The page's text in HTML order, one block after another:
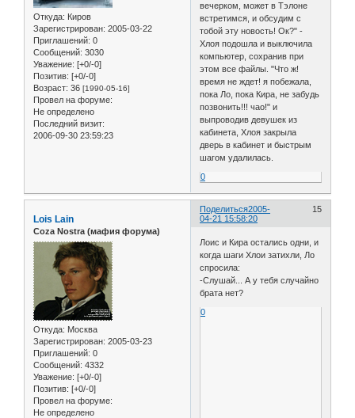
Откуда: Киров
Зарегистрирован: 2005-03-22
Приглашений: 0
Сообщений: 3030
Уважение: [+0/-0]
Позитив: [+0/-0]
Возраст: 36 [1990-05-16]
Провел на форуме:
Не определено
Последний визит:
2006-09-30 23:59:23
вечерком, может в Тэлоне
встретимся, и обсудим с
тобой эту новость! Ок?" -
Хлоя подошла и выключила
компьютер, сохранив при
этом все файлы. "Что ж!
время не ждет! я побежала,
пока Ло, пока Кира, не забудь
позвонить!!! чао!" и
выпроводив девушек из
кабинета, Хлоя закрыла
дверь в кабинет и быстрым
шагом удалилась.
0
Поделиться 15
2005-
04-21 15:58:20
Lois Lain
Coza Nostra (мафия форума)
Откуда: Москва
Зарегистрирован: 2005-03-23
Приглашений: 0
Сообщений: 4332
Уважение: [+0/-0]
Позитив: [+0/-0]
Провел на форуме:
Не определено
Лоис и Кира остались одни, и
когда шаги Хлои затихли, Ло
спросила:
-Слушай... А у тебя случайно
брата нет?
0